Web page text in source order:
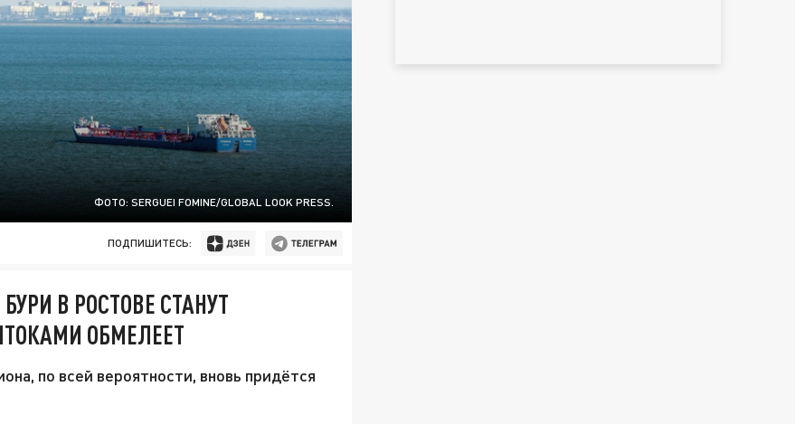
ФОТО: SERGUEI FOMINE/GLOBAL LOOK PRESS.
ПОДПИШИТЕСЬ:
В РОСТОВЕ СТАНУТ
ОБМЕЛЕЕТ
по всей вероятности, вновь придётся